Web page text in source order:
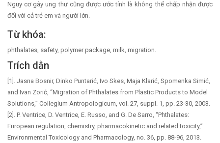
Nguy cơ gây ung thư cũng được ước tính là không thể chấp nhận được
đối với cả trẻ em và người lớn.
Từ khóa:
phthalates, safety, polymer package, milk, migration.
Trích dẫn
[1]. Jasna Bosnir, Dinko Puntarić, Ivo Skes, Maja Klarić, Spomenka Simić,
and Ivan Zorić, “Migration of Phthalates from Plastic Products to Model
Solutions,” Collegium Antropologicum, vol. 27, suppl. 1, pp. 23-30, 2003.
[2]. P. Ventrice, D. Ventrice, E. Russo, and G. De Sarro, “Phthalates:
European regulation, chemistry, pharmacokinetic and related toxicity,”
Environmental Toxicology and Pharmacology, no. 36, pp. 88-96, 2013.